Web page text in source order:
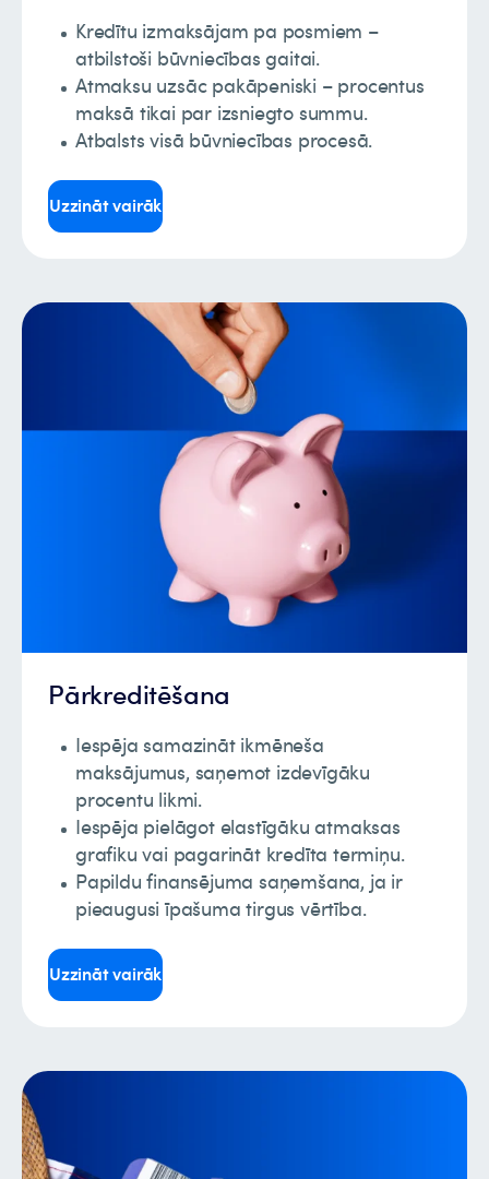
Kredītu izmaksājam pa posmiem –
atbilstoši būvniecības gaitai.
Atmaksu uzsāc pakāpeniski – procentus
maksā tikai par izsniegto summu.
Atbalsts visā būvniecības procesā.
Uzzināt vairāk
Pārkreditēšana
Iespēja samazināt ikmēneša
maksājumus, saņemot izdevīgāku
procentu likmi.
Iespēja pielāgot elastīgāku atmaksas
grafiku vai pagarināt kredīta termiņu.
Papildu finansējuma saņemšana, ja ir
pieaugusi īpašuma tirgus vērtība.
Uzzināt vairāk